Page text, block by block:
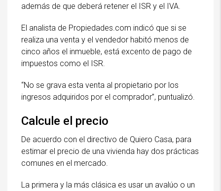
además de que deberá retener el ISR y el IVA.
El analista de Propiedades.com indicó que si se
realiza una venta y el vendedor habitó menos de
cinco años el inmueble, está excento de pago de
impuestos como el ISR.
“No se grava esta venta al propietario por los
ingresos adquiridos por el comprador”, puntualizó.
Calcule el precio
De acuerdo con el directivo de Quiero Casa, para
estimar el precio de una vivienda hay dos prácticas
comunes en el mercado.
La primera y la más clásica es usar un avalúo o un